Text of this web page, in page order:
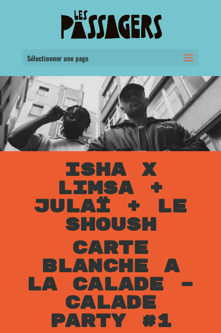
Sélectionner une page
ISHA X
LIMSA +
JULAÏ + LE
SHOUSH
CARTE
BLANCHE A
LA CALADE –
CALADE
PARTY #1